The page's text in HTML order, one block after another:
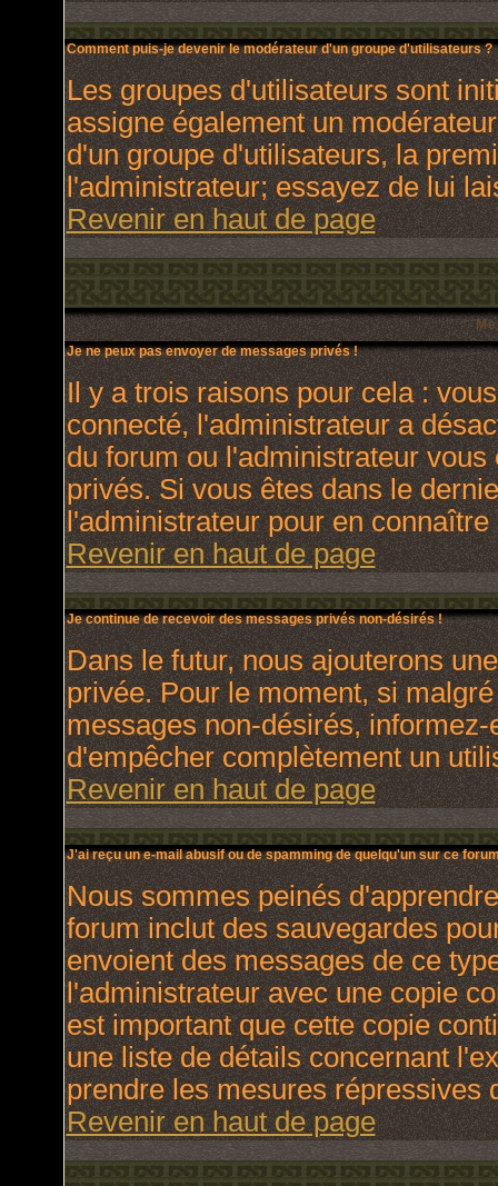
Comment puis-je devenir le modérateur d'un groupe d'utilisateurs ?
Les groupes d'utilisateurs sont
assigne également un
d'un groupe d'utilisateurs, la
l'administrateur; essayez de lui
Revenir en haut de page
Je ne peux pas envoyer de messages privés !
Il y a trois raisons pour cela :
connecté, l'administrateur a
du forum ou l'administrateur
privés. Si vous êtes dans le
l'administrateur pour en connaître
Revenir en haut de page
Je continue de recevoir des messages privés non-désirés !
Dans le futur, nous ajouterons
privée. Pour le moment, si
messages non-désirés,
d'empêcher complètement un
Revenir en haut de page
J'ai reçu un e-mail abusif ou de spamming de quelqu'un sur ce
Nous sommes peinés
forum inclut des sauvegardes
envoient des messages de ce
l'administrateur avec une copie
est important que cette copie
une liste de détails concernant
prendre les mesures répressives
Revenir en haut de page